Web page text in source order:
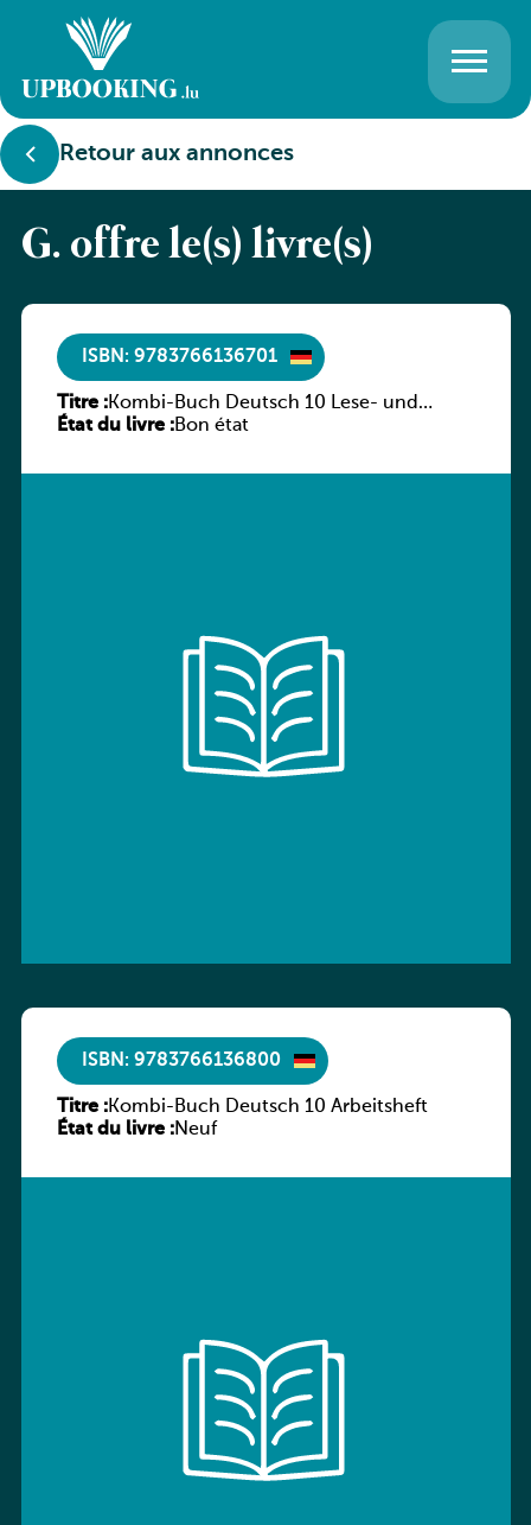
Retour aux annonces
G. offre le(s) livre(s)
ISBN: 9783766136701
Titre :Kombi-Buch Deutsch 10 Lese- und
Sprachbuch
État du livre :Bon état
ISBN: 9783766136800
Titre :Kombi-Buch Deutsch 10 Arbeitsheft
État du livre :Neuf